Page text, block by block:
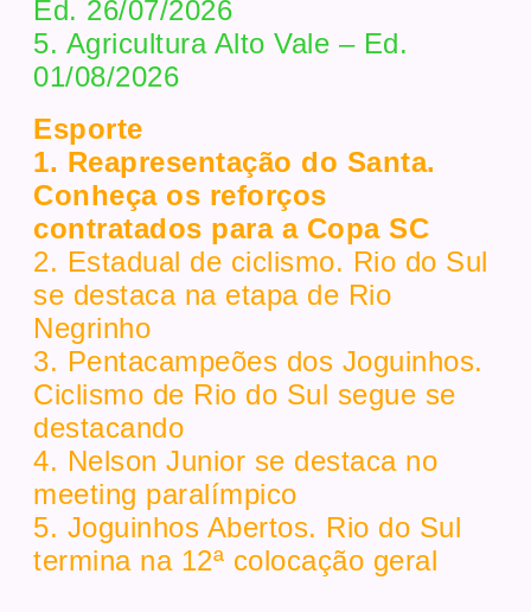
Ed. 26/07/2026
5. Agricultura Alto Vale – Ed.
01/08/2026
Esporte
1. Reapresentação do Santa.
Conheça os reforços
contratados para a Copa SC
2. Estadual de ciclismo. Rio do Sul
se destaca na etapa de Rio
Negrinho
3. Pentacampeões dos Joguinhos.
Ciclismo de Rio do Sul segue se
destacando
4. Nelson Junior se destaca no
meeting paralímpico
5. Joguinhos Abertos. Rio do Sul
termina na 12ª colocação geral